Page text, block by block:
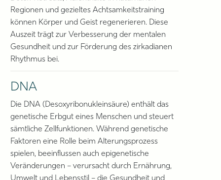
Regionen und gezieltes Achtsamkeitstraining
können Körper und Geist regenerieren. Diese
Auszeit trägt zur Verbesserung der mentalen
Gesundheit und zur Förderung des zirkadianen
Rhythmus bei.
DNA
Die DNA (Desoxyribonukleinsäure) enthält das
genetische Erbgut eines Menschen und steuert
sämtliche Zellfunktionen. Während genetische
Faktoren eine Rolle beim Alterungsprozess
spielen, beeinflussen auch epigenetische
Veränderungen – verursacht durch Ernährung,